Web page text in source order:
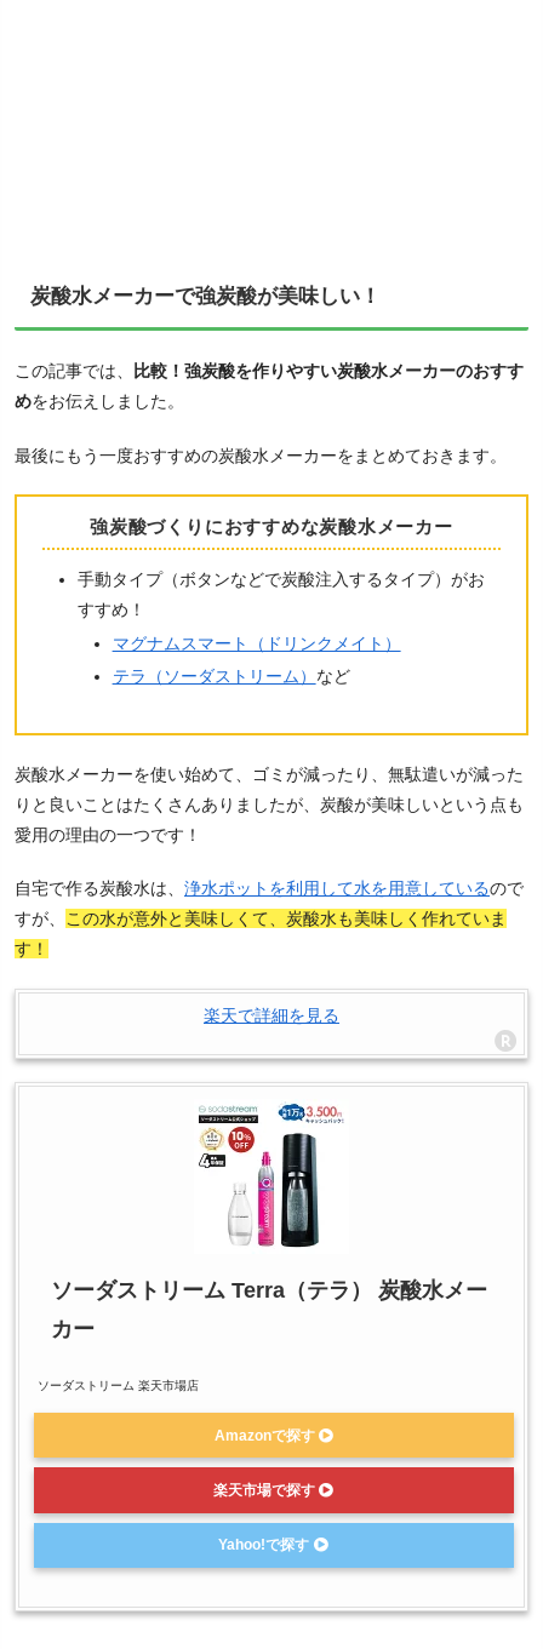
炭酸水メーカーで強炭酸が美味しい！
この記事では、
比較！強炭酸を作りやすい炭酸水メーカーのおすす
めをお伝えしました。
最後にもう一度おすすめの炭酸水メーカーをまとめておきます。
強炭酸づくりにおすすめな炭酸水メーカー
手動タイプ（ボタンなどで炭酸注入するタイプ）がお
すすめ！
マグナムスマート（ドリンクメイト）
テラ（ソーダストリーム） など
炭酸水メーカーを使い始めて、ゴミが減ったり、無駄遣いが減った
りと良いことはたくさんありましたが、炭酸が美味しいという点も
愛用の理由の一つです！
自宅で作る炭酸水は、 浄水ポットを利用して水を用意しているので
すが、 この水が意外と美味しくて、炭酸水も美味しく作れていま
す！
楽天で詳細を見る
ソーダストリーム Terra（テラ） 炭酸水メー
カー
ソーダストリーム 楽天市場店
Amazonで探す
楽天市場で探す
Yahoo!で探す